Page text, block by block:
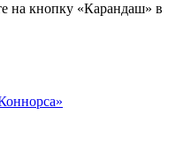
на кнопку «Карандаш» в